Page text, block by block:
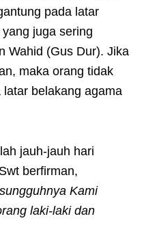
pada latar
juga sering
Wahid (Gus Dur). Jika
maka orang tidak
belakang agama
jauh-jauh hari
berfirman,
Kami
laki-laki dan